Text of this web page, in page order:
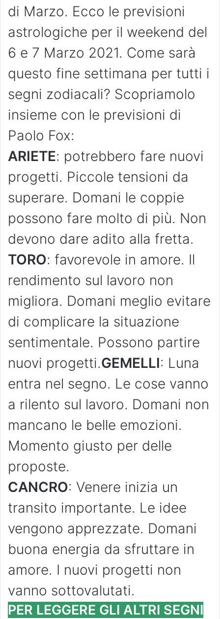
di Marzo. Ecco le previsioni
astrologiche per il weekend del
6 e 7 Marzo 2021. Come sarà
questo fine settimana per tutti i
segni zodiacali? Scopriamolo
insieme con le previsioni di
Paolo Fox:
ARIETE: potrebbero fare nuovi
progetti. Piccole tensioni da
superare. Domani le coppie
possono fare molto di più. Non
devono dare adito alla fretta.
TORO: favorevole in amore. Il
rendimento sul lavoro non
migliora. Domani meglio evitare
di complicare la situazione
sentimentale. Possono partire
nuovi progetti.GEMELLI: Luna
entra nel segno. Le cose vanno
a rilento sul lavoro. Domani non
mancano le belle emozioni.
Momento giusto per delle
proposte.
CANCRO: Venere inizia un
transito importante. Le idee
vengono apprezzate. Domani
buona energia da sfruttare in
amore. I nuovi progetti non
vanno sottovalutati.
PER LEGGERE GLI ALTRI SEGNI